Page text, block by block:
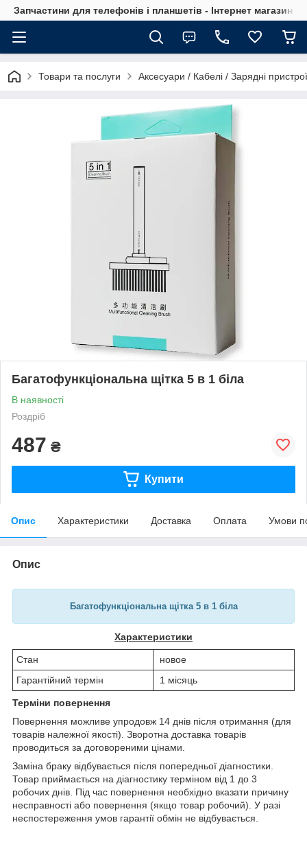
Запчастини для телефонів і планшетів - Інтернет магазин
Товари та послуги Аксесуари / Кабелі / Зарядні пристрої
Багатофункціональна щітка 5 в 1 біла
В наявності
Роздріб
487 ₴
Купити
Опис Характеристики Доставка Оплата Умови
Опис
Багатофункціональна щітка 5 в 1 біла
Характеристики
Стан
новое
Гарантійний термін
1 місяць
Терміни повернення
Повернення можливе упродовж 14 днів після отримання (для
товарів належної якості). Зворотна доставка товарів
проводиться за договореними цінами.
Заміна браку відбувається після попередньої діагностики.
Товар приймається на діагностику терміном від 1 до 3
робочих днів. Під час повернення необхідно вказати причину
несправності або повернення (якщо товар робочий). У разі
неспостереження умов гарантії обмін не відбувається.